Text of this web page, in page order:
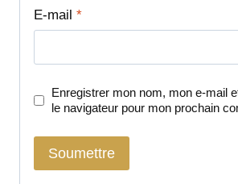
E-mail *
Enregistrer mon nom, mon e-mail
le navigateur pour mon prochain